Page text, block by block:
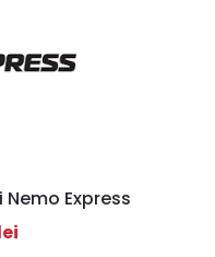
Express